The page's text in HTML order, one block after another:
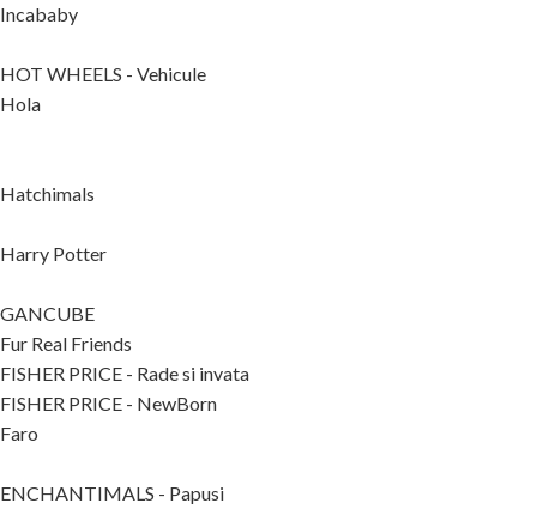
Incababy
HOT WHEELS - Vehicule
Hola
Hatchimals
Harry Potter
GANCUBE
Fur Real Friends
FISHER PRICE - Rade si invata
FISHER PRICE - NewBorn
Faro
ENCHANTIMALS - Papusi